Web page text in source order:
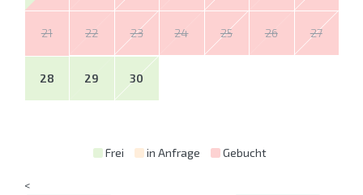
21 22 23 24 25 26 27
28 29 30
Frei in Anfrage Gebucht
<